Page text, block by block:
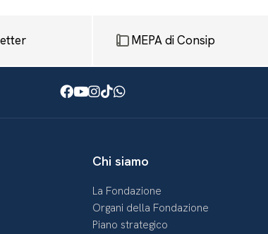
MEPA di Consip
Facebook
Youtube
Instagram
TikTok
WhatsApp
Chi siamo
La Fondazione
Organi della Fondazione
Piano strategico